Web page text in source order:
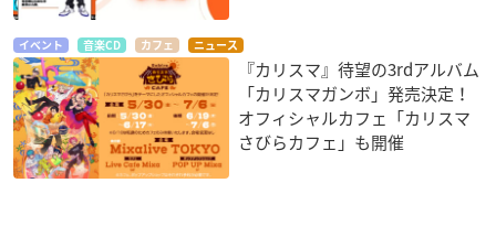
イベント 音楽CD カフェ ニュース
『カリスマ』待望の3rdアルバム
「カリスマガンボ」発売決定！
オフィシャルカフェ「カリスマ
さびらカフェ」も開催